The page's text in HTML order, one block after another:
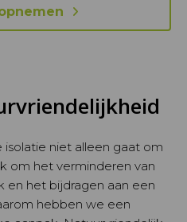
niet alleen gaat om
om het verminderen van
en het bijdragen aan een
hebben we een